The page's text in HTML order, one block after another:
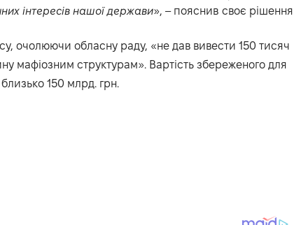
інтересів нашої держави», – пояснив своє рішення
очолюючи обласну раду, «не дав вивести 150 тисяч
мафіозним структурам». Вартість збереженого для
150 млрд. грн.